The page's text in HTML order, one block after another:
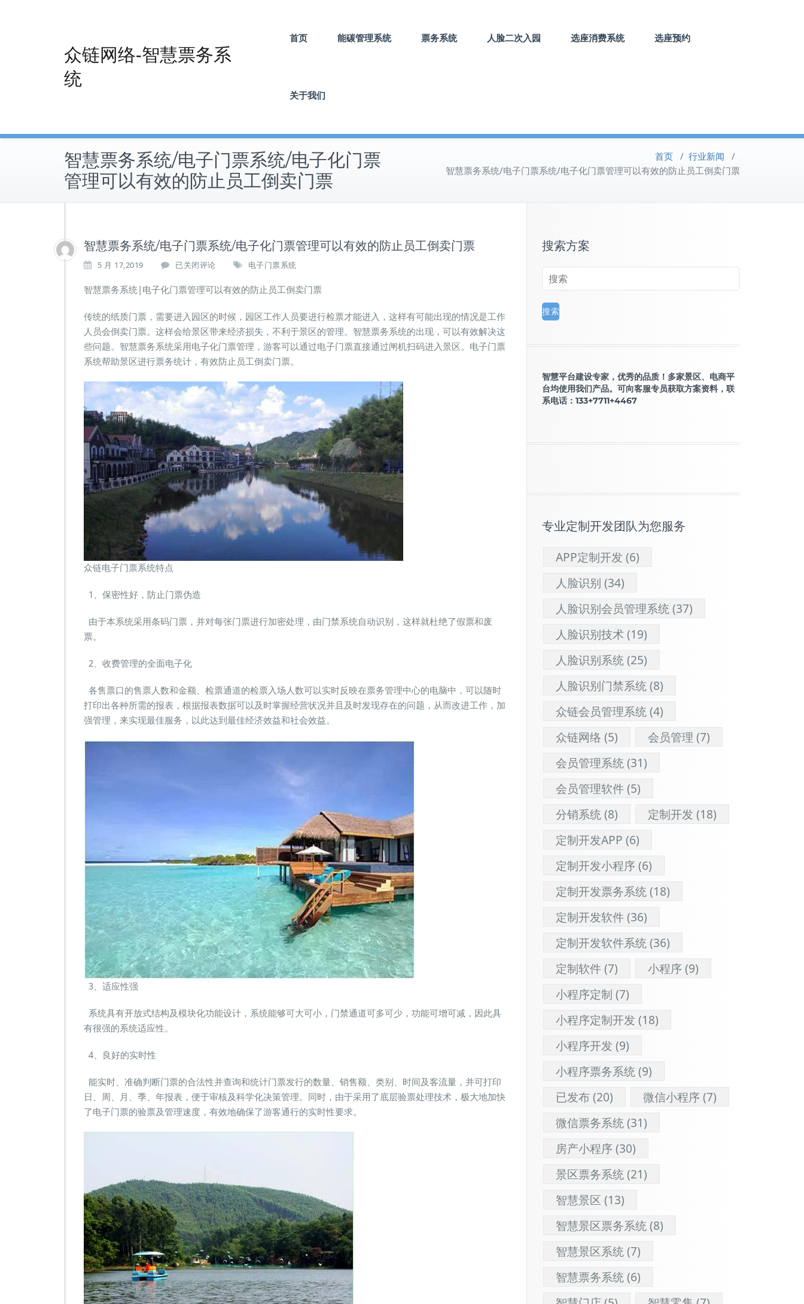
众链网络-智慧票务系
统
首页 能碳管理系统 票务系统 人脸二次入园 选座消费系统 选座预约
关于我们
智慧票务系统/电子门票系统/电子化门票
管理可以有效的防止员工倒卖门票
首页 / 行业新闻 /
智慧票务系统/电子门票系统/电子化门票管理可以有效的防止员工倒卖门票
智慧票务系统/电子门票系统/电子化门票管理可以有效的防止员工倒卖门票
5 月 17,2019
智
票
系
统/
电
子
门
系
统/
电
化
门
票
管
理
可
以
有
效
止
倒
门
已关闭评论 电子门票系统
智慧票务系统|电子化门票管理可以有效的防止员工倒卖门票
传统的纸质门票，需要进入园区的时候，园区工作人员要进行检票才能进入，这样有可能出现的情况是工作
人员会倒卖门票。这样会给景区带来经济损失，不利于景区的管理。智慧票务系统的出现，可以有效解决这
些问题。智慧票务系统采用电子化门票管理，游客可以通过电子门票直接通过闸机扫码进入景区。电子门票
系统帮助景区进行票务统计，有效防止员工倒卖门票。
众链电子门票系统特点
1、保密性好，防止门票伪造
由于本系统采用条码门票，并对每张门票进行加密处理，由门禁系统自动识别，这样就杜绝了假票和废
票。
2、收费管理的全面电子化
各售票口的售票人数和金额、检票通道的检票入场人数可以实时反映在票务管理中心的电脑中，可以随时
打印出各种所需的报表，根据报表数据可以及时掌握经营状况并且及时发现存在的问题，从而改进工作，加
强管理，来实现最佳服务，以此达到最佳经济效益和社会效益。
3、适应性强
系统具有开放式结构及模块化功能设计，系统能够可大可小，门禁通道可多可少，功能可增可减，因此具
有很强的系统适应性。
4、良好的实时性
能实时、准确判断门票的合法性并查询和统计门票发行的数量、销售额、类别、时间及客流量，并可打印
日、周、月、季、年报表，便于审核及科学化决策管理。同时，由于采用了底层验票处理技术，极大地加快
了电子门票的验票及管理速度，有效地确保了游客通行的实时性要求。
搜索方案
智慧平台建设专家，优秀的品质！多家景区、电商平
台均使用我们产品。可向客服专员获取方案资料，联
系电话：133+7711+4467
专业定制开发团队为您服务
APP定制开发 (6)
人脸识别 (34)
人脸识别会员管理系统(37)
人脸识别技术(19)
人脸识别系统(25)
人脸识别门禁系统(8)
众链会员管理系统(4)
众链网络 (5) 会员管理 (7)
会员管理系统(31)
会员管理软件(5)
分销系统(8) 定制开发 (18)
定制开发APP (6)
定制开发小程序(6)
定制开发票务系统(18)
定制开发软件(36)
定制开发软件系统(36)
定制软件(7) 小程序(9)
小程序定制 (7)
小程序定制开发 (18)
小程序开发 (9)
小程序票务系统(9)
已发布(20) 微信小程序(7)
微信票务系统(31)
房产小程序(30)
景区票务系统(21)
智慧景区 (13)
智慧景区票务系统(8)
智慧景区系统(7)
智慧票务系统(6)